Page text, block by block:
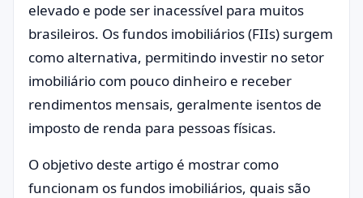
elevado e pode ser inacessível para muitos
brasileiros. Os fundos imobiliários (FIIs) surgem
como alternativa, permitindo investir no setor
imobiliário com pouco dinheiro e receber
rendimentos mensais, geralmente isentos de
imposto de renda para pessoas físicas.
O objetivo deste artigo é mostrar como
funcionam os fundos imobiliários, quais são